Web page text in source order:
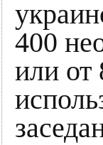
400
или от